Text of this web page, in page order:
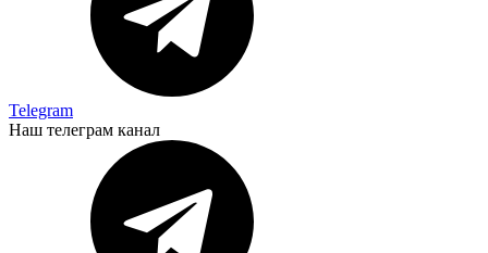
Telegram
Наш телеграм канал